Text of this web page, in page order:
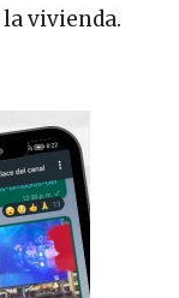
vivienda.